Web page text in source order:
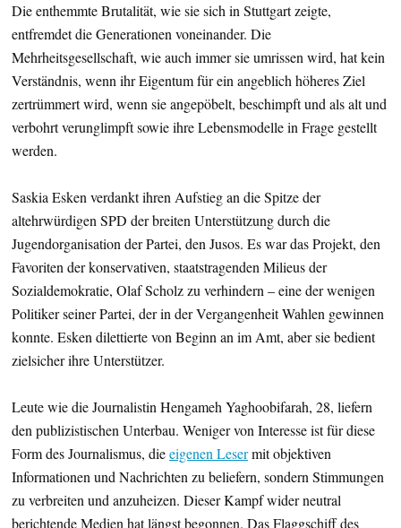
Die enthemmte Brutalität, wie sie sich in Stuttgart zeigte,
entfremdet die Generationen voneinander. Die
Mehrheitsgesellschaft, wie auch immer sie umrissen wird, hat kein
Verständnis, wenn ihr Eigentum für ein angeblich höheres Ziel
zertrümmert wird, wenn sie angepöbelt, beschimpft und als alt und
verbohrt verunglimpft sowie ihre Lebensmodelle in Frage gestellt
werden.
Saskia Esken verdankt ihren Aufstieg an die Spitze der
altehrwürdigen SPD der breiten Unterstützung durch die
Jugendorganisation der Partei, den Jusos. Es war das Projekt, den
Favoriten der konservativen, staatstragenden Milieus der
Sozialdemokratie, Olaf Scholz zu verhindern – eine der wenigen
Politiker seiner Partei, der in der Vergangenheit Wahlen gewinnen
konnte. Esken dilettierte von Beginn an im Amt, aber sie bedient
zielsicher ihre Unterstützer.
Leute wie die Journalistin Hengameh Yaghoobifarah, 28, liefern
den publizistischen Unterbau. Weniger von Interesse ist für diese
Form des Journalismus, dieeigenen Lesermit objektiven
Informationen und Nachrichten zu beliefern, sondern Stimmungen
zu verbreiten und anzuheizen. Dieser Kampf wider neutral
berichtende Medien hat längst begonnen. Das Flaggschiff des